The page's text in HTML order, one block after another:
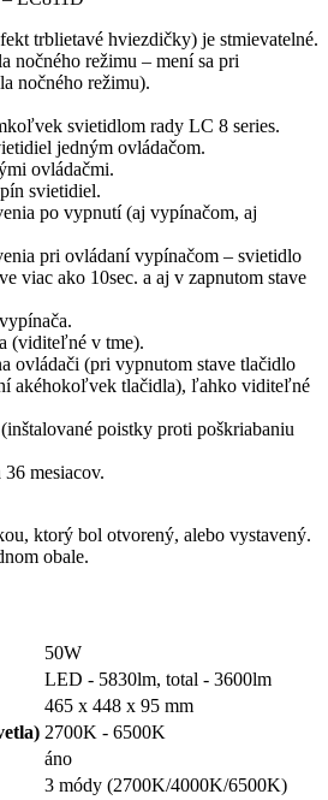
trblietavé hviezdičky) je stmievatelné.
nočného režimu – mení sa pri
nočného režimu).
svietidlom rady LC 8 series.
jedným ovládačom.
ovládačmi.
svietidiel.
po vypnutí (aj vypínačom, aj
pri ovládaní vypínačom – svietidlo
viac ako 10sec. a aj v zapnutom stave
(viditeľné v tme).
ovládači (pri vypnutom stave tlačidlo
akéhokoľvek tlačidla), ľahko viditeľné
poistky proti poškriabaniu
mesiacov.
ktorý bol otvorený, alebo vystavený.
obale.
50W
LED - 5830lm, total - 3600lm
465 x 448 x 95 mm
2700K - 6500K
áno
3 módy (2700K/4000K/6500K)